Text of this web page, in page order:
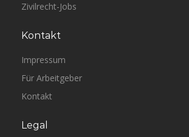
Zivilrecht-Jobs
Kontakt
Impressum
Für Arbeitgeber
Kontakt
Legal